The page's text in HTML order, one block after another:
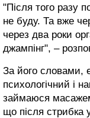
"Після того разу
не буду. Та вже
через два роки
джампінг", –
За його словами,
психологічний і
займаюся
що після стрибка